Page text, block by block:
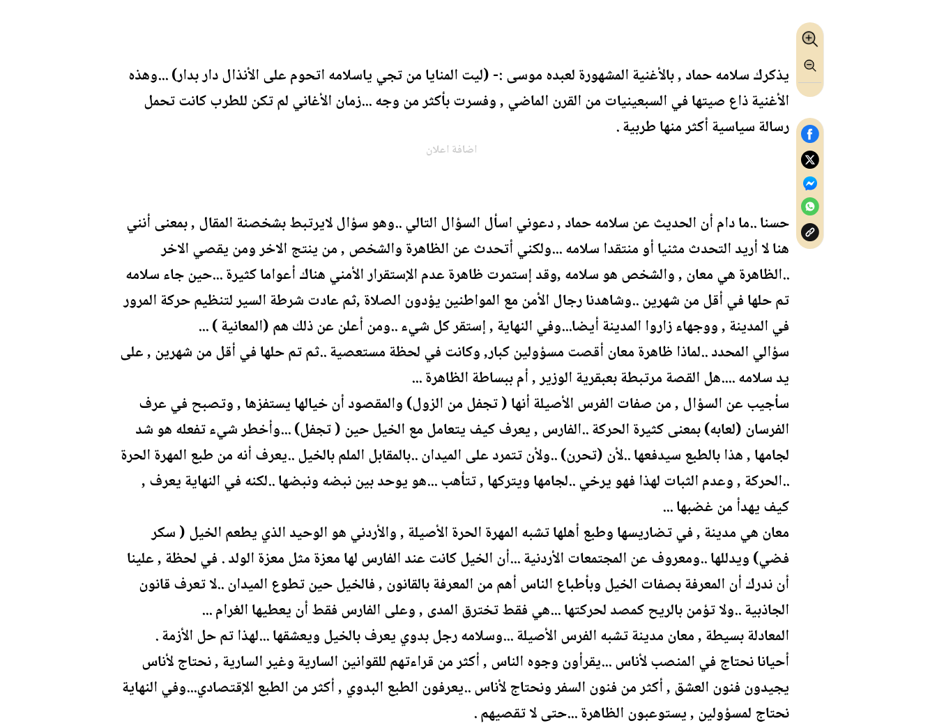
يذكرك سلامه حماد , بالأغنية المشهورة لعبده موسى :- (ليت المنايا من تجي ياسلامه اتحوم على الأنذال دار بدار) ...وهذه
الأغنية ذاع صيتها في السبعينيات من القرن الماضي , وفسرت بأكثر من وجه ...زمان الأغاني لم تكن للطرب كانت تحمل
رسالة سياسية أكثر منها طربية .
اضافة اعلان
حسنا ..ما دام أن الحديث عن سلامه حماد , دعوني اسأل السؤال التالي ..وهو سؤال لايرتبط بشخصنة المقال , بمعنى أنني
هنا لا أريد التحدث مثنيا أو منتقدا سلامه ...ولكني أتحدث عن الظاهرة والشخص , من ينتج الاخر ومن يقصي الاخر
..الظاهرة هي معان , والشخص هو سلامه ,وقد إستمرت ظاهرة عدم الإستقرار الأمني هناك أعواما كثيرة ...حين جاء سلامه
تم حلها في أقل من شهرين ..وشاهدنا رجال الأمن مع المواطنين يؤدون الصلاة ,ثم عادت شرطة السير لتنظيم حركة المرور
في المدينة , ووجهاء زاروا المدينة أيضا...وفي النهاية , إستقر كل شيء ..ومن أعلن عن ذلك هم (المعانية ) ...
سؤالي المحدد ..لماذا ظاهرة معان أقصت مسؤولين كبار, وكانت في لحظة مستعصية ..ثم تم حلها في أقل من شهرين , على
يد سلامه ....هل القصة مرتبطة بعبقرية الوزير , أم ببساطة الظاهرة ...
سأجيب عن السؤال , من صفات الفرس الأصيلة أنها ( تجفل من الزول) والمقصود أن خيالها يستفزها , وتصبح في عرف
الفرسان (لعابه) بمعنى كثيرة الحركة ..الفارس , يعرف كيف يتعامل مع الخيل حين ( تجفل) ...وأخطر شيء تفعله هو شد
لجامها , هذا بالطبع سيدفعها ..لأن (تحرن) ..ولأن تتمرد على الميدان ..بالمقابل الملم بالخيل ..يعرف أنه من طبع المهرة الحرة
..الحركة , وعدم الثبات لهذا فهو يرخي ..لجامها ويتركها , تتأهب ...هو يوحد بين نبضه ونبضها ..لكنه في النهاية يعرف ,
كيف يهدأ من غضبها ...
معان هي مدينة , في تضاريسها وطبع أهلها تشبه المهرة الحرة الأصيلة , والأردني هو الوحيد الذي يطعم الخيل ( سكر
فضي) ويدللها ..ومعروف عن المجتمعات الأردنية ...أن الخيل كانت عند الفارس لها معزة مثل معزة الولد . في لحظة , علينا
أن ندرك أن المعرفة بصفات الخيل وبأطباع الناس أهم من المعرفة بالقانون , فالخيل حين تطوع الميدان ..لا تعرف قانون
الجاذبية ..ولا تؤمن بالريح كمصد لحركتها ...هي فقط تخترق المدى , وعلى الفارس فقط أن يعطيها الغرام ...
المعادلة بسيطة , معان مدينة تشبه الفرس الأصيلة ...وسلامه رجل بدوي يعرف بالخيل ويعشقها ...لهذا تم حل الأزمة .
أحيانا نحتاج في المنصب لأناس ...يقرأون وجوه الناس , أكثر من قراءتهم للقوانين السارية وغير السارية , نحتاج لأناس
يجيدون فنون العشق , أكثر من فنون السفر ونحتاج لأناس ..يعرفون الطبع البدوي , أكثر من الطبع الإقتصادي...وفي النهاية
نحتاج لمسؤولين , يستوعبون الظاهرة ...حتى لا تقصيهم .